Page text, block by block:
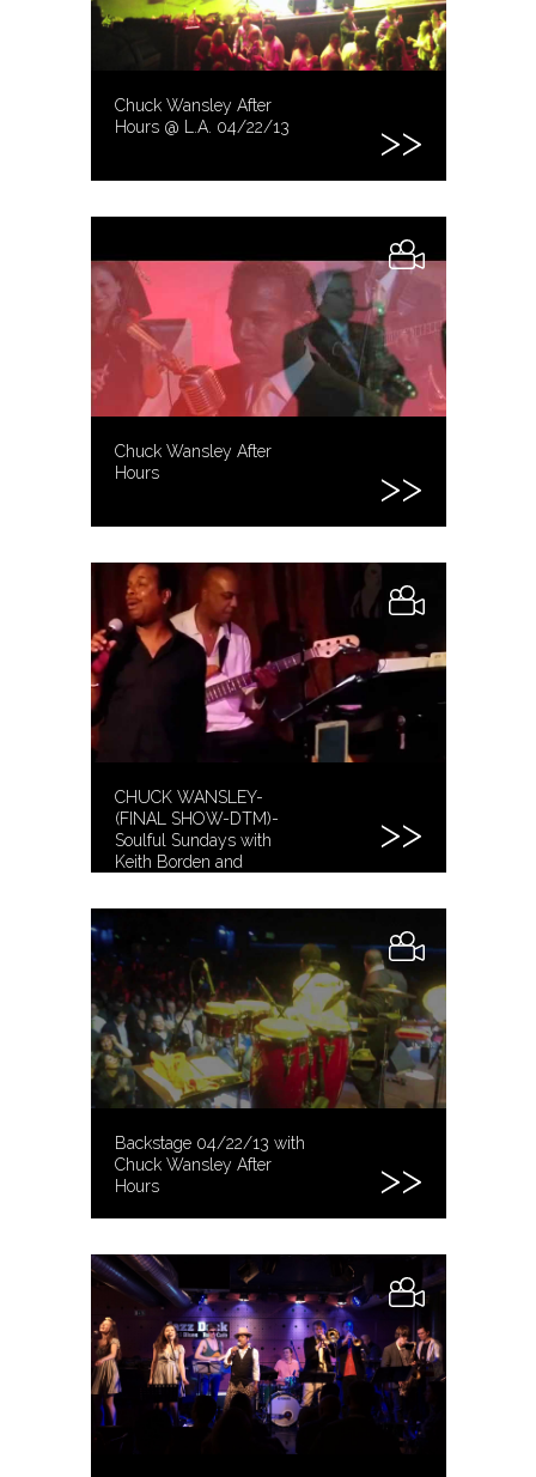
Chuck Wansley After
Hours @ L.A. 04/22/13
Chuck Wansley After
Hours
CHUCK WANSLEY-
(FINAL SHOW-DTM)-
Soulful Sundays with
Keith Borden and
Backstage 04/22/13 with
Chuck Wansley After
Hours